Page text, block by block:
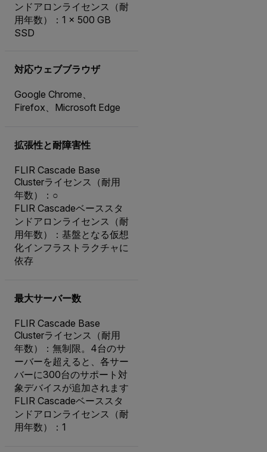
ンドアロンライセンス（耐
用年数）：1 × 500 GB
SSD
対応ウェブブラウザ
Google Chrome、
Firefox、Microsoft Edge
拡張性と耐障害性
FLIR Cascade Base
Clusterライセンス（耐用
年数）：○
FLIR Cascadeベーススタ
ンドアロンライセンス（耐
用年数）：基盤となる仮想
化インフラストラクチャに
依存
最大サーバー数
FLIR Cascade Base
Clusterライセンス（耐用
年数）：無制限。4台のサ
ーバーを超えると、各サー
バーに300台のサポート対
象デバイスが追加されます
FLIR Cascadeベーススタ
ンドアロンライセンス（耐
用年数）：1